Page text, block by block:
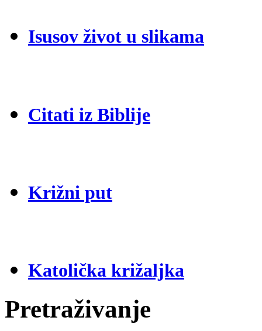
Isusov život u slikama
Citati iz Biblije
Križni put
Katolička križaljka
Pretraživanje